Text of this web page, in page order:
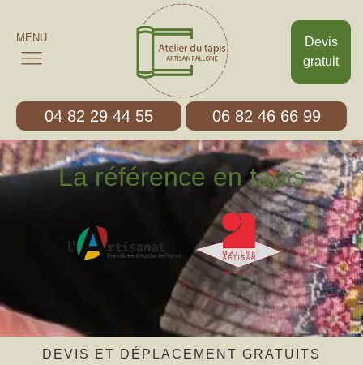
Devis
gratuit
MENU
04 82 29 44 55 06 82 46 66 99
La référence en tapis
DEVIS ET DÉPLACEMENT GRATUITS